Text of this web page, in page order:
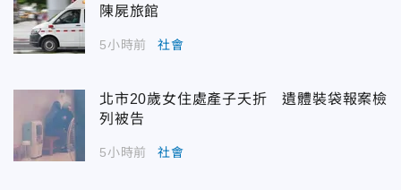
陳屍旅館
5小時前 社會
北市20歲女住處產子夭折 遺體裝袋報案檢
列被告
5小時前 社會